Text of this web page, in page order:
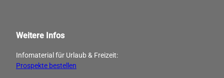
Weitere Infos
Infomaterial für Urlaub & Freizeit:
Prospekte bestellen